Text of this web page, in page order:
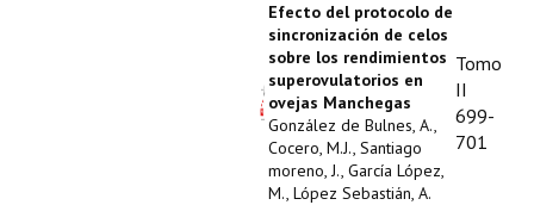
Efecto del protocolo de
sincronización de celos
sobre los rendimientos
superovulatorios en
ovejas Manchegas
González de Bulnes, A.,
Cocero, M.J., Santiago
moreno, J., García López,
M., López Sebastián, A.
Tomo
II
699-
701